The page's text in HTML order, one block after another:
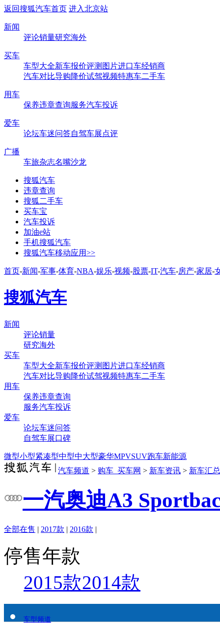
返回搜狐汽车首页 进入北京站
新闻
评论销量研究海外
买车
车型大全新车报价评测 图片进口车经销商
汽车对比导购降价试驾视频特惠车二手车
用车
保养违章查询服务汽车投诉
爱车
论坛车迷问答自驾车展点评
广播
车旅杂志名嘴沙龙
搜狐汽车
违章查询
搜狐二手车
买车宝
汽车投诉
加油e站
手机搜狐汽车
搜狐汽车移动应用>>
首页-新闻-军事-体育-NBA-娱乐-视频-股票-IT-汽车-房产-家居-
搜狐汽车
新闻
评论销量
研究海外
买车
车型大全新车报价评测 图片进口车经销商
汽车对比导购降价试驾视频特惠车二手车
用车
保养违章查询
服务汽车投诉
爱车
论坛车迷问答
自驾车展口碑
微型小型紧凑型中型中大型豪华MPVSUV跑车新能源
汽车频道 > 购车_买车网 > 新车资讯 > 新车汇总
一汽奥迪A3
全部在售 | 2017款 | 2016款 |
停售年款
2015款2014款
车型频道